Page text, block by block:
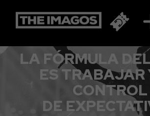
VICENTE
LA FÓRMULA
ES TRABAJAR
CONTROL
DE